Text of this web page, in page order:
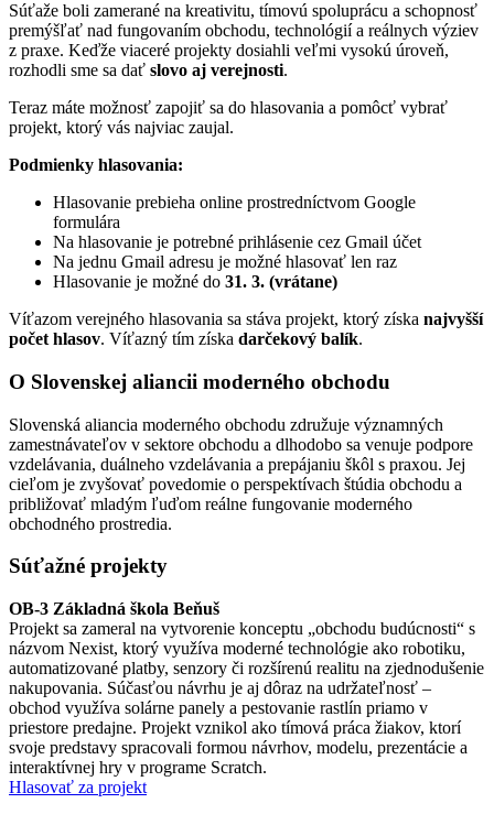
Súťaže boli zamerané na kreativitu, tímovú spoluprácu a schopnosť
premýšľať nad fungovaním obchodu, technológií a reálnych výziev
z praxe. Keďže viaceré projekty dosiahli veľmi vysokú úroveň,
rozhodli sme sa dať slovo aj verejnosti.
Teraz máte možnosť zapojiť sa do hlasovania a pomôcť vybrať
projekt, ktorý vás najviac zaujal.
Podmienky hlasovania:
Hlasovanie prebieha online prostredníctvom Google
formulára
Na hlasovanie je potrebné prihlásenie cez Gmail účet
Na jednu Gmail adresu je možné hlasovať len raz
Hlasovanie je možné do 31. 3. (vrátane)
Víťazom verejného hlasovania sa stáva projekt, ktorý získa najvyšší
počet hlasov. Víťazný tím získa darčekový balík.
O Slovenskej aliancii moderného obchodu
Slovenská aliancia moderného obchodu združuje významných
zamestnávateľov v sektore obchodu a dlhodobo sa venuje podpore
vzdelávania, duálneho vzdelávania a prepájaniu škôl s praxou. Jej
cieľom je zvyšovať povedomie o perspektívach štúdia obchodu a
približovať mladým ľuďom reálne fungovanie moderného
obchodného prostredia.
Súťažné projekty
OB-3 Základná škola Beňuš
Projekt sa zameral na vytvorenie konceptu „obchodu budúcnosti“ s
názvom Nexist, ktorý využíva moderné technológie ako robotiku,
automatizované platby, senzory či rozšírenú realitu na zjednodušenie
nakupovania. Súčasťou návrhu je aj dôraz na udržateľnosť –
obchod využíva solárne panely a pestovanie rastlín priamo v
priestore predajne. Projekt vznikol ako tímová práca žiakov, ktorí
svoje predstavy spracovali formou návrhov, modelu, prezentácie a
interaktívnej hry v programe Scratch.
Hlasovať za projekt